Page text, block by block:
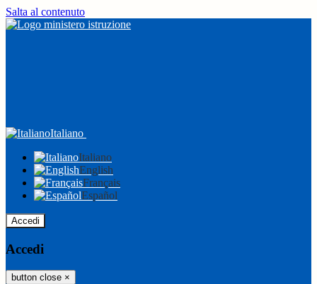
Salta al contenuto
Italiano
Italiano
English
Français
Español
Accedi
Accedi
button close ×